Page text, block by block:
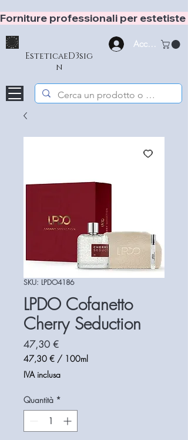
Forniture professionali per
EsteticaeD3sig
n
Accedi
SKU: LPDO4186
LPDO Cofanetto
Cherry Seduction
47,30 €Prezzo
47,30 € / 100ml
47,30 €
ogni
Millilitri
IVA inclusa
Quantità *